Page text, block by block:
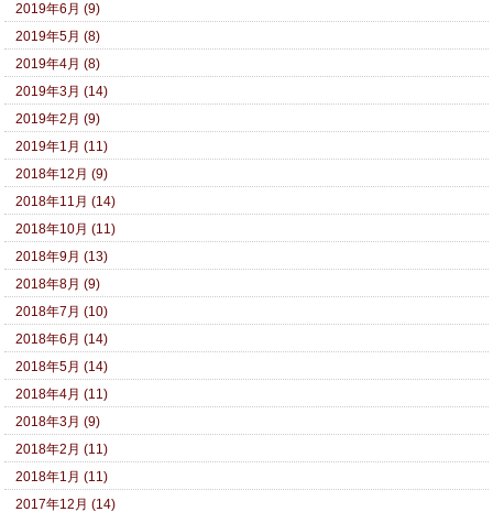
2019年6月 (9)
2019年5月 (8)
2019年4月 (8)
2019年3月 (14)
2019年2月 (9)
2019年1月 (11)
2018年12月 (9)
2018年11月 (14)
2018年10月 (11)
2018年9月 (13)
2018年8月 (9)
2018年7月 (10)
2018年6月 (14)
2018年5月 (14)
2018年4月 (11)
2018年3月 (9)
2018年2月 (11)
2018年1月 (11)
2017年12月 (14)